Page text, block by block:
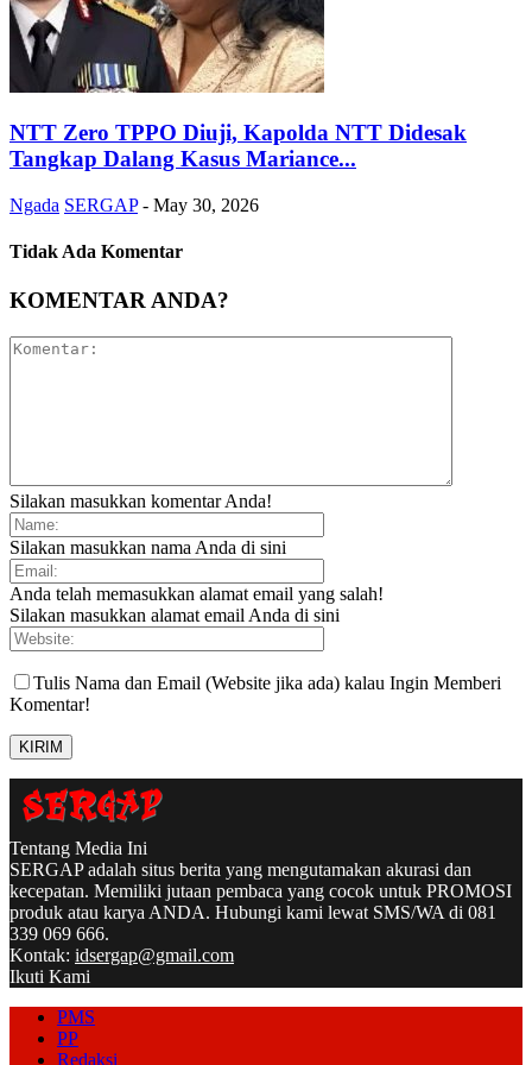
NTT Zero TPPO Diuji, Kapolda NTT Didesak
Tangkap Dalang Kasus Mariance...
Ngada SERGAP - May 30, 2026
Tidak Ada Komentar
KOMENTAR ANDA?
Silakan masukkan komentar Anda!
Silakan masukkan nama Anda di sini
Anda telah memasukkan alamat email yang salah!
Silakan masukkan alamat email Anda di sini
Tulis Nama dan Email (Website jika ada) kalau Ingin Memberi
Komentar!
Tentang Media Ini
SERGAP adalah situs berita yang mengutamakan akurasi dan
kecepatan. Memiliki jutaan pembaca yang cocok untuk PROMOSI
produk atau karya ANDA. Hubungi kami lewat SMS/WA di 081
339 069 666.
Kontak: idsergap@gmail.com
Ikuti Kami
PMS
PP
Redaksi